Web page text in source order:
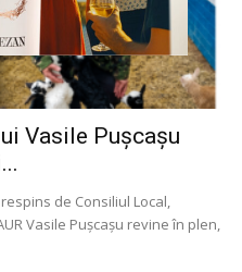
Vasile Pușcașu
de Consiliul Local,
Vasile Pușcașu revine în plen,